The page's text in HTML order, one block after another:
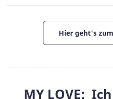
Hier geht's
MY LOVE: